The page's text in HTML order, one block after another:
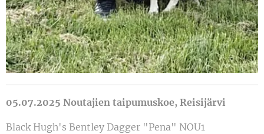
05.07.2025 Noutajien taipumuskoe, Reisijärvi
Black Hugh's Bentley Dagger "Pena" NOU1